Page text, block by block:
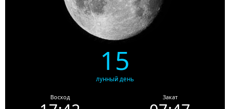
15
лунный день
Восход Закат